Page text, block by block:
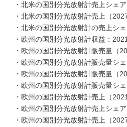
・北米の国別分光放射計売上シェ
・北米の国別分光放射計売上（
・北米の国別分光放射計の売上シ
・欧州の国別分光放射計収益：
・欧州の国別分光放射計販売量（
・欧州の国別分光放射計販売量シ
・欧州の国別分光放射計販売量（
・欧州の国別分光放射計販売量シ
・欧州の国別分光放射計売上（
・欧州の国別分光放射計売上シェ
・欧州の国別分光放射計売上（